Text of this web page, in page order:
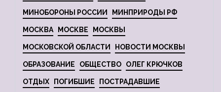
МИНОБОРОНЫ РОССИИ МИНПРИРОДЫ РФ
МОСКВА МОСКВЕ МОСКВЫ
МОСКОВСКОЙ ОБЛАСТИ НОВОСТИ МОСКВЫ
ОБРАЗОВАНИЕ ОБЩЕСТВО ОЛЕГ КРЮЧКОВ
ОТДЫХ ПОГИБШИЕ ПОСТРАДАВШИЕ